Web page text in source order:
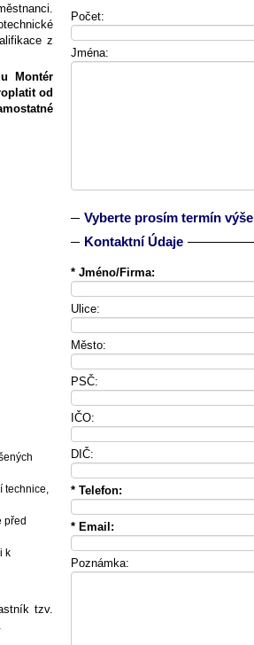
z
Montér
od
technice,
před
k
tzv.
.
Počet:
Jména:
Vyberte prosím termín výše
Kontaktní Údaje
* Jméno/Firma:
Ulice:
Město:
PSČ:
IČO:
DIČ:
* Telefon:
* Email:
Poznámka: